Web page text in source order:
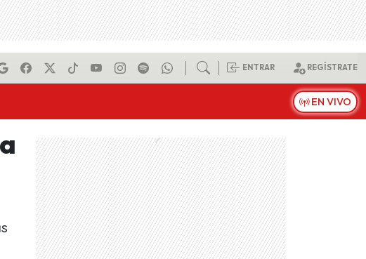
ENTRAR REGÍSTRATE
EN VIVO